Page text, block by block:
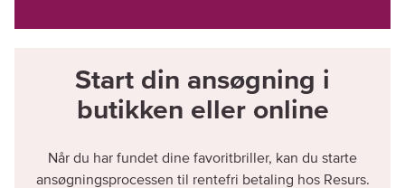
Start din ansøgning i
butikken eller online
Når du har fundet dine favoritbriller, kan du starte
ansøgningsprocessen til rentefri betaling hos Resurs.